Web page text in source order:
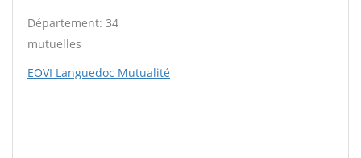
Département: 34
mutuelles
EOVI Languedoc Mutualité